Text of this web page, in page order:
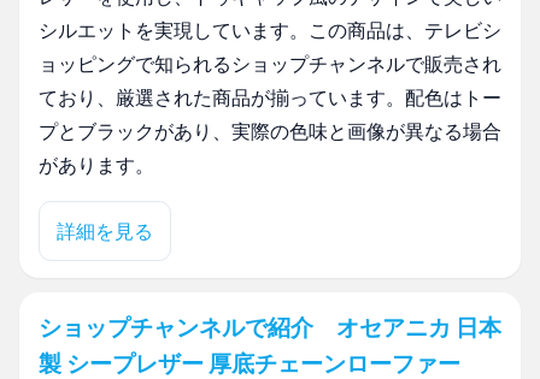
シルエットを実現しています。この商品は、テレビシ
ョッピングで知られるショップチャンネルで販売され
ており、厳選された商品が揃っています。配色はトー
プとブラックがあり、実際の色味と画像が異なる場合
があります。
詳細を見る
ショップチャンネルで紹介 オセアニカ 日本
製 シープレザー 厚底チェーンローファー